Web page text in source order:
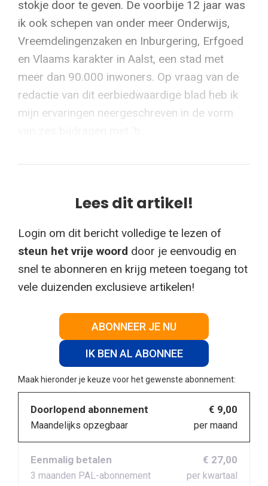
stokje door te geven. De voorbije 12 jaar was
ik ook schepen van onder meer Onderwijs,
Vreemdelingenzaken en Inburgering, Erfgoed
en Vlaams karakter in Aalst, een stad met
meer dan 90.000 inwoners. Op vraag van de
redactie van dit eerbiedwaardige blad heb ik
mijn ervaringen neergeschreven in de vorm
Lees dit artikel!
Login om dit bericht volledige te lezen of
steun het vrije woord door je eenvoudig en
snel te abonneren en krijg meteen toegang tot
vele duizenden exclusieve artikelen!
ABONNEER JE NU
IK BEN AL ABONNEE
Maak hieronder je keuze voor het gewenste abonnement:
Doorlopend abonnement
Maandelijks opzegbaar
€ 9,00
per maand
Eenmalig betalen
3 maanden PAL-abonnement
€ 27,00
per kwartaal